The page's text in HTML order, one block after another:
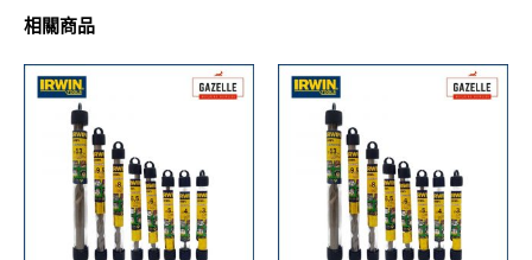
相關商品